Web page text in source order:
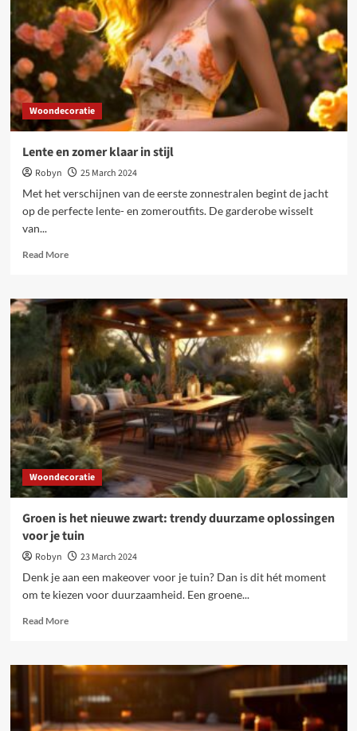
breekt
Woondecoratie
Lente en zomer klaar in stijl
Robyn
25 March 2024
Met het verschijnen van de eerste zonnestralen begint de jacht
op de perfecte lente- en zomeroutfits. De garderobe wisselt
van...
Read MoreRead
Lente
en
zomer
klaar
in
stijl
Woondecoratie
Groen is het nieuwe zwart: trendy duurzame oplossingen
voor je tuin
Robyn
23 March 2024
Denk je aan een makeover voor je tuin? Dan is dit hét moment
om te kiezen voor duurzaamheid. Een groene...
Read MoreRead
Groen
het
nieuwe
zwart: